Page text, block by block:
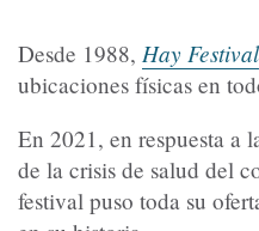
Desde 1988, Hay Festival
ubicaciones físicas en
En 2021, en respuesta a
de la crisis de salud del
festival puso toda su